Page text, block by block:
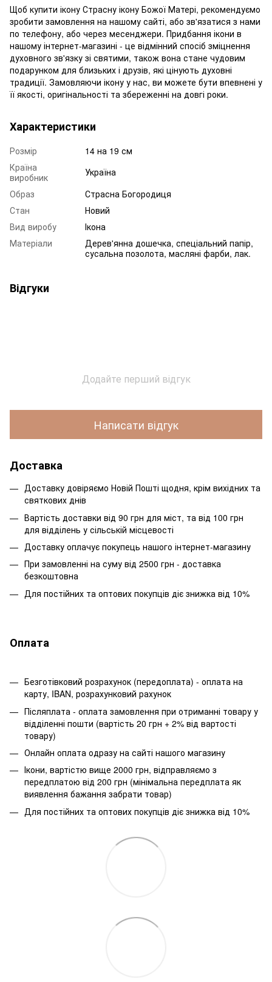
Щоб купити ікону Страсну ікону Божої Матері, рекомендуємо
зробити замовлення на нашому сайті, або зв'язатися з нами
по телефону, або через месенджери. Придбання ікони в
нашому інтернет-магазині - це відмінний спосіб зміцнення
духовного зв'язку зі святими, також вона стане чудовим
подарунком для близьких і друзів, які цінують духовні
традиції. Замовляючи ікону у нас, ви можете бути впевнені у
її якості, оригінальності та збереженні на довгі роки.
Характеристики
Розмір
14 на 19 см
Країна
виробник
Україна
Образ
Страсна Богородиця
Стан
Новий
Вид виробу
Ікона
Матеріали
Дерев'янна дошечка, спеціальний папір,
сусальна позолота, масляні фарби, лак.
Відгуки
Додайте перший відгук
Написати відгук
Доставка
Доставку довіряємо Новій Пошті щодня, крім вихідних та
святкових днів
Вартість доставки від 90 грн для міст, та від 100 грн
для відділень у сільській місцевості
Доставку оплачує покупець нашого інтернет-магазину
При замовленні на суму від 2500 грн - доставка
безкоштовна
Для постійних та оптових покупців діє знижка від 10%
Оплата
Безготівковий розрахунок (передоплата) - оплата на
карту, IBAN, розрахунковий рахунок
Післяплата - оплата замовлення при отриманні товару у
відділенні пошти (вартість 20 грн + 2% від вартості
товару)
Онлайн оплата одразу на сайті нашого магазину
Ікони, вартістю вище 2000 грн, відправляємо з
передплатою від 200 грн (мінімальна передплата як
виявлення бажання забрати товар)
Для постійних та оптових покупців діє знижка від 10%